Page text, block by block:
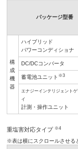
パッケージ型番
構
成
機
器
ハイブリッド
パワーコンディショナ
DC/DCコンバータ
蓄電池ユニット ※3
エナジーインテリジェント
イ
計測・操作ユニット
重塩害対応タイプ ※4
※表は横にスクロールさせる